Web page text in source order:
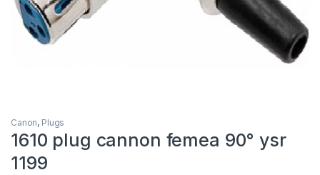
Canon, Plugs
1610 plug cannon femea 90° ysr
1199